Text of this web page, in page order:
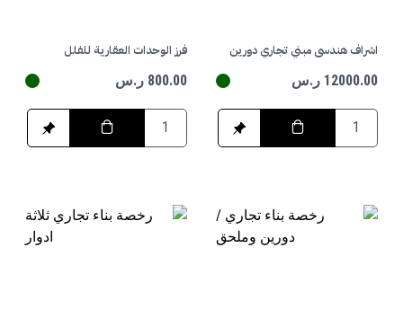
اشراف هندسي مبني تجاري دورين
12000.00 ر.س
فرز الوحدات العقارية للفلل
800.00 ر.س